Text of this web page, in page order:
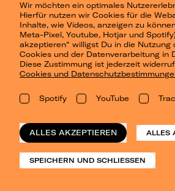
Wir möchten ein optimales
Hierfür nutzen wir Cookies für die
Inhalte, wie Videos, anzeigen zu
Meta-Pixel, Youtube, Hotjar und
akzeptieren“ willigst Du in die Nutzung
Cookies und der Datenverarbeitung in
Diese Zustimmung ist jederzeit
Cookies und
Spotify YouTube
ALLES AKZEPTIEREN ALLES
SPEICHERN UND SCHLIESSEN
Presse
Berlin
Dresden
Leipzig
Konzertsommer Petersberg
Vergangene Shows
o_team
Datenschutz
Impressum